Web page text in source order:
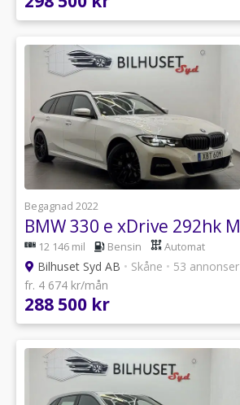
Begagnad 2022
12 146 mil Bensin Automat
Bilhuset Syd AB • Skåne • 53 annonser
fr. 4 674 kr/mån
288 500 kr